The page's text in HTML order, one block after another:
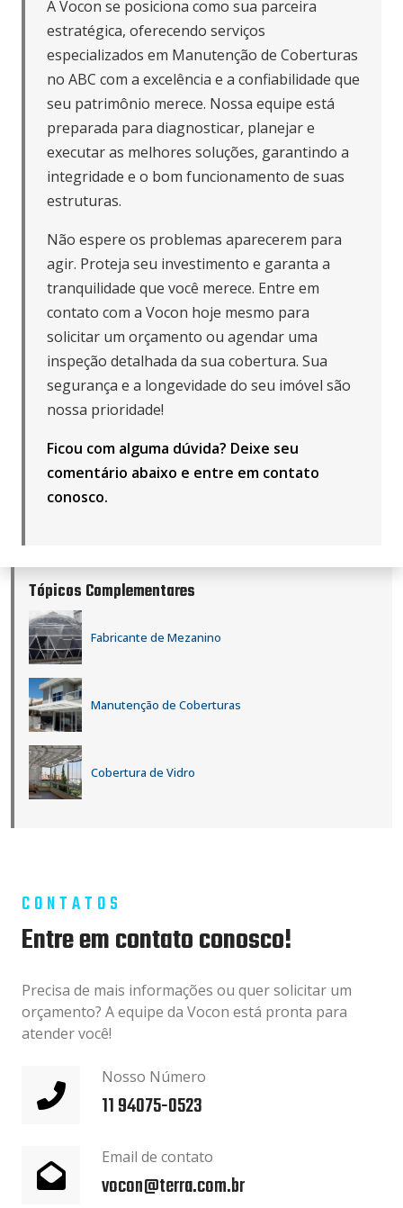
A Vocon se posiciona como sua parceira
estratégica, oferecendo serviços
especializados em Manutenção de Coberturas
no ABC com a excelência e a confiabilidade que
seu patrimônio merece. Nossa equipe está
preparada para diagnosticar, planejar e
executar as melhores soluções, garantindo a
integridade e o bom funcionamento de suas
estruturas.
Não espere os problemas aparecerem para
agir. Proteja seu investimento e garanta a
tranquilidade que você merece. Entre em
contato com a Vocon hoje mesmo para
solicitar um orçamento ou agendar uma
inspeção detalhada da sua cobertura. Sua
segurança e a longevidade do seu imóvel são
nossa prioridade!
Ficou com alguma dúvida? Deixe seu
comentário abaixo e entre em contato
conosco.
Tópicos Complementares
Fabricante de Mezanino
Manutenção de Coberturas
Cobertura de Vidro
CONTATOS
Entre em contato conosco!
Precisa de mais informações ou quer solicitar um
orçamento? A equipe da Vocon está pronta para
atender você!
Nosso Número
11 94075-0523
Email de contato
vocon@terra.com.br